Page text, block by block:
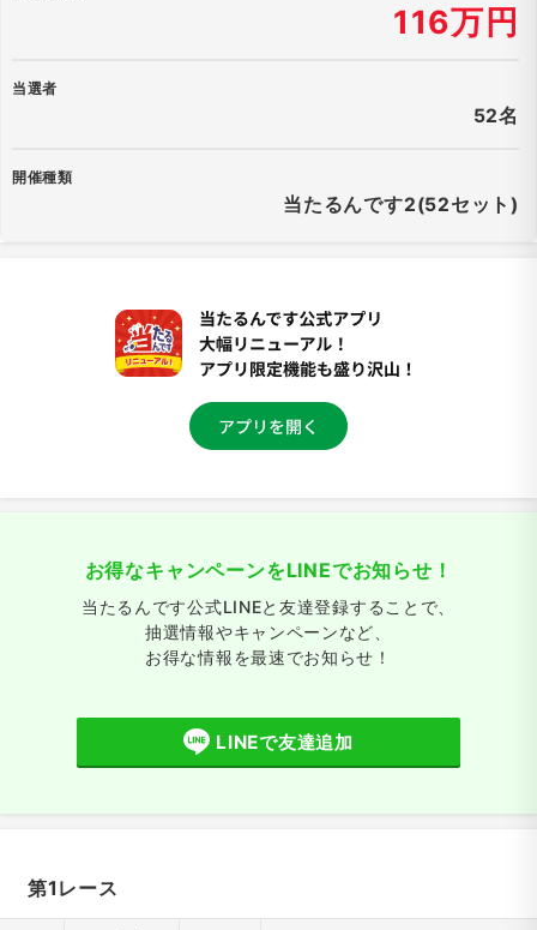
116万円
当選者
52名
開催種類
当たるんです2(52セット)
お得なキャンペーンをLINEでお知らせ！
当たるんです公式LINEと友達登録することで、
抽選情報やキャンペーンなど、
お得な情報を最速でお知らせ！
LINEで友達追加
第1レース